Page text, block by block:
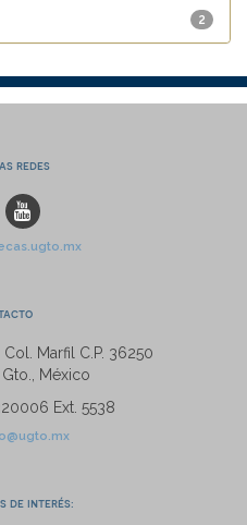
2
redes
Marfil C.P. 36250
México
Ext. 5538
de interés: